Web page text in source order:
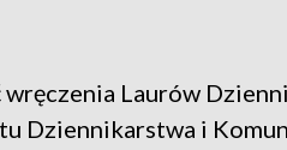
Laurów
Dziennikarstwa i